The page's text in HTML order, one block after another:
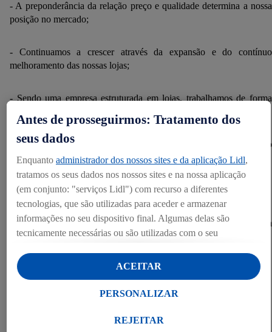
- A preponderância da relação preço e qualidade determina a nossa
posição no mercado;
- Continuamos a crescer através da expansão e do contínuo
melhoramento das nossas lojas;
- Sendo uma empresa estruturada em lojas, trabalhamos de forma
- Caminhos de decisão curtos e simplicidade no processo de trabalho
garantem o sucesso;
- Cumprimos a legislação em vigor e as normas internas;
- Assumimos a nossa responsabilidade económica, social e ecológica
nas nossas atividades empresariais;
- A justiça é uma norma para com todos na empresa;
Antes de prosseguirmos: Tratamento dos
seus dados
Enquanto administrador dos nossos sites e da aplicação Lidl,
tratamos os seus dados nos nossos sites e na nossa aplicação
(em conjunto: "serviços Lidl") com recurso a diferentes
tecnologias, que são utilizadas para aceder e armazenar
informações no seu dispositivo final. Algumas delas são
tecnicamente necessárias ou são utilizadas com o seu
estatísticas ou para publicidade personalizada dentro e fora dos
serviços Lidl. Se for membro do programa Lidl Plus, os dados
relativos ao seu comportamento de compra na loja também
Ao clicar em "Personalizar", pode autorizar finalidades de
REJEITAR
PERSONALIZAR
ACEITAR